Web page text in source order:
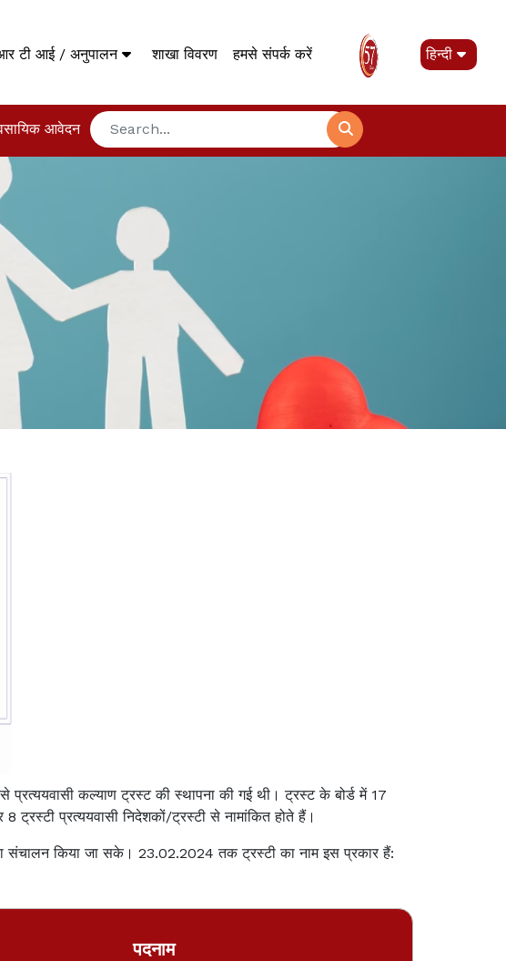
टी आई / अनुपालन शाखा विवरण हमसे संपर्क करें हिन्दी
आवेदन
प्रत्ययवासी कल्याण ट्रस्ट की स्थापना की गई थी। ट्रस्ट के बोर्ड में 17
प्रत्ययवासी निदेशकों/ट्रस्टी से नामांकित होते हैं।
संचालन किया जा सके। 23.02.2024 तक ट्रस्टी का नाम इस प्रकार हैं:
पदनाम